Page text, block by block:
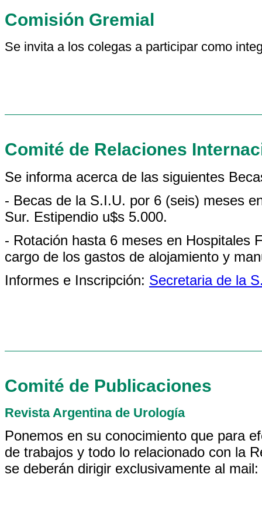
Comisión Gremial
Se invita a los colegas a participar como
Comité de Relaciones
Se informa acerca de las siguientes
- Becas de la S.I.U. por 6 (seis) meses
Sur. Estipendio u$s 5.000.
- Rotación hasta 6 meses en Hospitales
cargo de los gastos de alojamiento y
Informes e Inscripción: Secretaria de la
Comité de Publicaciones
Revista Argentina de Urología
Ponemos en su conocimiento que para
de trabajos y todo lo relacionado con la
se deberán dirigir exclusivamente al mail: